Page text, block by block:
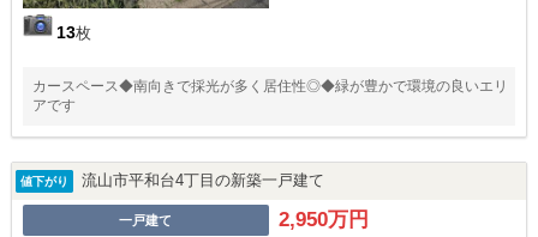
13枚
カースペース◆南向きで採光が多く居住性◎◆緑が豊かで環境の良いエリ
アです
値下がり 流山市平和台4丁目の新築一戸建て
一戸建て 2,950万円